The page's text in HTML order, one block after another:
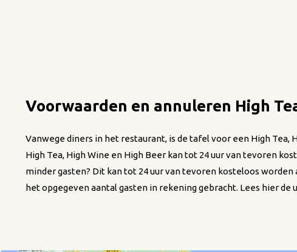
Voorwaarden en annuleren High
Vanwege diners in het restaurant, is de tafel voor een High Tea,
High Tea, High Wine en High Beer kan tot 24 uur van tevoren
minder gasten? Dit kan tot 24 uur van tevoren kosteloos
het opgegeven aantal gasten in rekening gebracht. Lees hier de